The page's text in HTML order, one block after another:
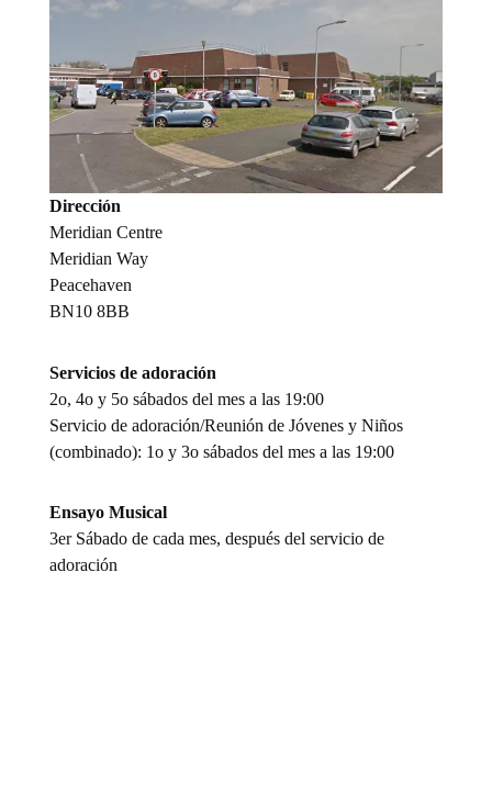
Dirección
Meridian Centre
Meridian Way
Peacehaven
BN10 8BB
Servicios de adoración
2o, 4o y 5o sábados del mes a las 19:00
Servicio de adoración/Reunión de Jóvenes y Niños
(combinado): 1o y 3o sábados del mes a las 19:00
Ensayo Musical
3er Sábado de cada mes, después del servicio de
adoración